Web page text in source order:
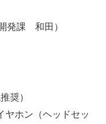
発課 和田）
奨）
ヤホン（ヘッドセッ